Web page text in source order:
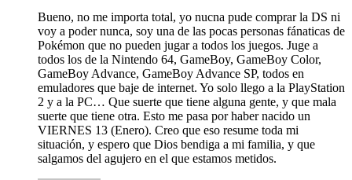
Bueno, no me importa total, yo nucna pude comprar la DS ni
voy a poder nunca, soy una de las pocas personas fánaticas de
Pokémon que no pueden jugar a todos los juegos. Juge a
todos los de la Nintendo 64, GameBoy, GameBoy Color,
GameBoy Advance, GameBoy Advance SP, todos en
emuladores que baje de internet. Yo solo llego a la PlayStation
2 y a la PC… Que suerte que tiene alguna gente, y que mala
suerte que tiene otra. Esto me pasa por haber nacido un
VIERNES 13 (Enero). Creo que eso resume toda mi
situación, y espero que Dios bendiga a mi familia, y que
salgamos del agujero en el que estamos metidos.